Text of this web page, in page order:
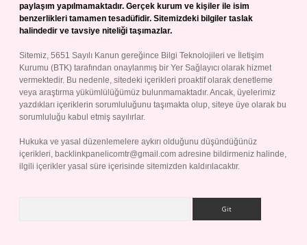
paylaşım yapılmamaktadır. Gerçek kurum ve kişiler ile isim
benzerlikleri tamamen tesadüfidir. Sitemizdeki bilgiler taslak
halindedir ve tavsiye niteliği taşımazlar.
Sitemiz, 5651 Sayılı Kanun gereğince Bilgi Teknolojileri ve İletişim
Kurumu (BTK) tarafından onaylanmış bir Yer Sağlayıcı olarak hizmet
vermektedir. Bu nedenle, sitedeki içerikleri proaktif olarak denetleme
veya araştırma yükümlülüğümüz bulunmamaktadır. Ancak, üyelerimiz
yazdıkları içeriklerin sorumluluğunu taşımakta olup, siteye üye olarak bu
sorumluluğu kabul etmiş sayılırlar.
Hukuka ve yasal düzenlemelere aykırı olduğunu düşündüğünüz
içerikleri, backlinkpanelicomtr@gmail.com adresine bildirmeniz halinde,
ilgili içerikler yasal süre içerisinde sitemizden kaldırılacaktır.